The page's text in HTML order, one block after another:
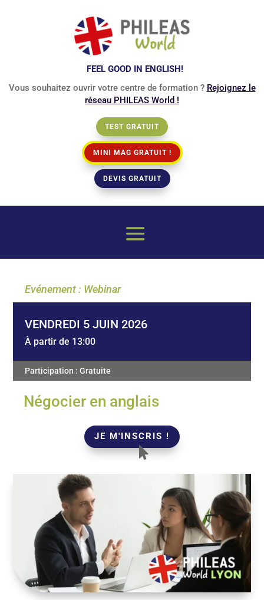
FEEL GOOD IN ENGLISH!
Vous souhaitez ouvrir votre centre de formation ? Rejoignez le
réseau PHILEAS World !
TEST GRATUIT
MINI MAG GRATUIT !
DEVIS GRATUIT
Evénement : Webinar
VENDREDI 5 JUIN 2026
À partir de 13:00
Participation : Gratuite
Négocier en anglais
JE M'INSCRIS !
